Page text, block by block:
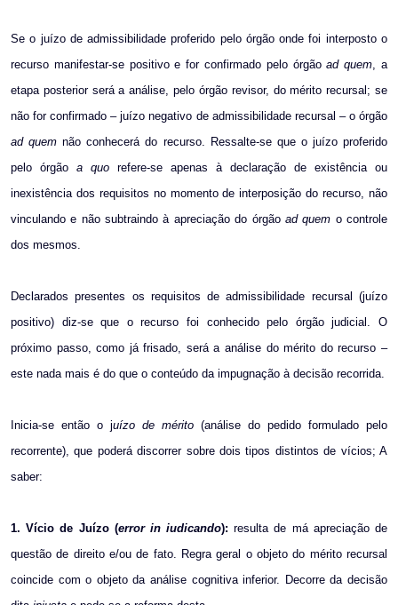
Se o juízo de admissibilidade proferido pelo órgão onde foi interposto o
recurso manifestar-se positivo e for confirmado pelo órgãoad quem, a
etapa posterior será a análise, pelo órgão revisor, do mérito recursal; se
não for confirmado – juízo negativo de admissibilidade recursal – o órgão
ad quem não conhecerá do recurso. Ressalte-se que o juízo proferido
pelo órgão a quo refere-se apenas à declaração de existência ou
inexistência dos requisitos no momento de interposição do recurso, não
vinculando e não subtraindo à apreciação do órgão ad quem o controle
dos mesmos.
Declarados presentes os requisitos de admissibilidade recursal (juízo
positivo) diz-se que o recurso foi conhecido pelo órgão judicial. O
próximo passo, como já frisado, será a análise do mérito do recurso –
este nada mais é do que o conteúdo da impugnação à decisão recorrida.
Inicia-se então o juízo de mérito (análise do pedido formulado pelo
recorrente), que poderá discorrer sobre dois tipos distintos de vícios; A
saber:
1. Vício de Juízo (error in iudicando): resulta de má apreciação de
questão de direito e/ou de fato. Regra geral o objeto do mérito recursal
coincide com o objeto da análise cognitiva inferior. Decorre da decisão